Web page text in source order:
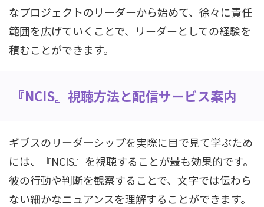
なプロジェクトのリーダーから始めて、徐々に責任
範囲を広げていくことで、リーダーとしての経験を
積むことができます。
『NCIS』視聴方法と配信サービス案内
ギブスのリーダーシップを実際に目で見て学ぶため
には、『NCIS』を視聴することが最も効果的です。
彼の行動や判断を観察することで、文字では伝わら
ない細かなニュアンスを理解することができます。